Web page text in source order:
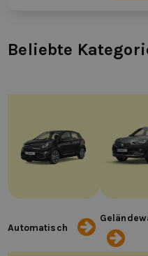
Beliebte
Automatisch